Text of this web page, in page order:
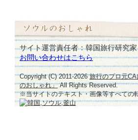
サイト運営責任者：韓国旅行研究
お問い合わせはこちら
Copyright (C) 2011-2026旅行のプロ元
のおしゃれ」All Rights Reserved.
※当サイトのテキスト・画像等すべての